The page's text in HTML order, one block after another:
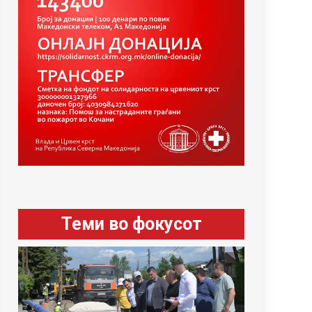
Теми во фокусот